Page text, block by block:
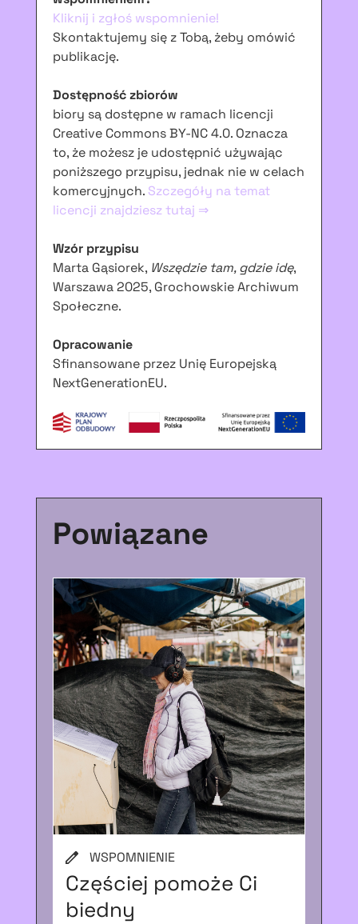
Kliknij i zgłoś wspomnienie!
Skontaktujemy się z Tobą, żeby omówić
publikację.
Dostępność zbiorów
biory są dostępne w ramach licencji
Creative Commons BY-NC 4.0. Oznacza
to, że możesz je udostępnić używając
poniższego przypisu, jednak nie w celach
komercyjnych. Szczegóły na temat
licencji znajdziesz tutaj ⇒
Wzór przypisu
Marta Gąsiorek, Wszędzie tam, gdzie idę,
Warszawa 2025, Grochowskie Archiwum
Społeczne.
Opracowanie
Sfinansowane przez Unię Europejską
NextGenerationEU.
Powiązane
WSPOMNIENIE
Częściej pomoże Ci
biedny